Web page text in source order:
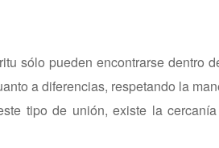
sólo pueden encontrarse dentro
a diferencias, respetando la
tipo de unión, existe la